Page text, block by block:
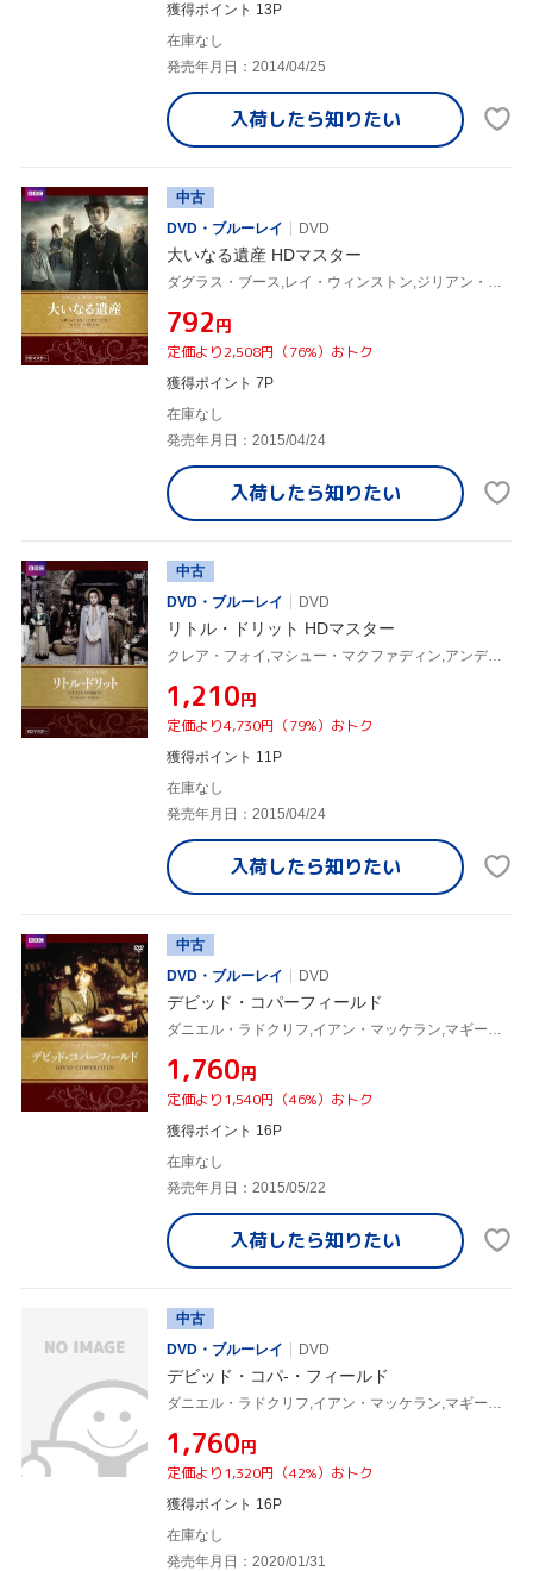
獲得ポイント 13P
在庫なし
発売年月日：2014/04/25
入荷したら知りたい
中古
DVD・ブルーレイ
DVD
大いなる遺産 HDマスター
¥792円
定価より2,508円（76%）おトク
獲得ポイント 7P
在庫なし
発売年月日：2015/04/24
入荷したら知りたい
中古
DVD・ブルーレイ
DVD
リトル・ドリット HDマスター
クレア・フォイ,マシュー・マクファディン,アンディ・サーキス,チャールズ・ディケンズ(原作)
¥1,210円
定価より4,730円（79%）おトク
獲得ポイント 11P
在庫なし
発売年月日：2015/04/24
入荷したら知りたい
中古
DVD・ブルーレイ
DVD
デビッド・コパーフィールド
¥1,760円
定価より1,540円（46%）おトク
獲得ポイント 16P
在庫なし
発売年月日：2015/05/22
入荷したら知りたい
中古
DVD・ブルーレイ
DVD
デビッド・コパ-・フィールド
¥1,760円
定価より1,320円（42%）おトク
獲得ポイント 16P
在庫なし
発売年月日：2020/01/31